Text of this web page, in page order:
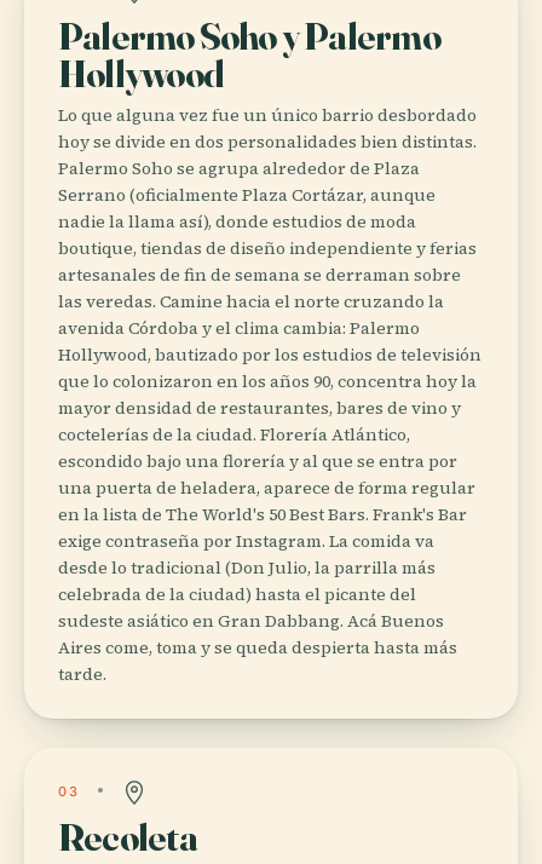
Palermo Soho y Palermo
Hollywood
Lo que alguna vez fue un único barrio desbordado
hoy se divide en dos personalidades bien distintas.
Palermo Soho se agrupa alrededor de Plaza
Serrano (oficialmente Plaza Cortázar, aunque
nadie la llama así), donde estudios de moda
boutique, tiendas de diseño independiente y ferias
artesanales de fin de semana se derraman sobre
las veredas. Camine hacia el norte cruzando la
avenida Córdoba y el clima cambia: Palermo
Hollywood, bautizado por los estudios de televisión
que lo colonizaron en los años 90, concentra hoy la
mayor densidad de restaurantes, bares de vino y
coctelerías de la ciudad. Florería Atlántico,
escondido bajo una florería y al que se entra por
una puerta de heladera, aparece de forma regular
en la lista de The World's 50 Best Bars. Frank's Bar
exige contraseña por Instagram. La comida va
desde lo tradicional (Don Julio, la parrilla más
celebrada de la ciudad) hasta el picante del
sudeste asiático en Gran Dabbang. Acá Buenos
Aires come, toma y se queda despierta hasta más
tarde.
03
Recoleta